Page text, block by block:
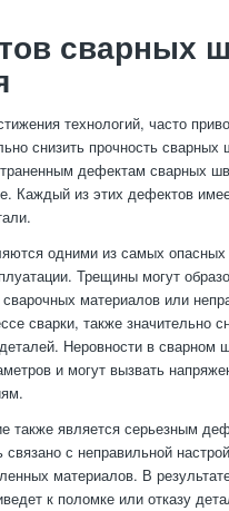
сварных
технологий, часто
снизить прочность
дефектам сварных
Каждый из этих дефектов
одними из самых опасных
Трещины могут
материалов или
сварки, также значительно
Неровности в сварном
и могут вызвать
также является серьезным
с неправильной
материалов. В
к поломке или отказу